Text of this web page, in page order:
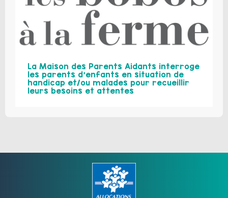
La Maison des Parents Aidants interroge
les parents d’enfants en situation de
handicap et/ou malades pour recueillir
leurs besoins et attentes